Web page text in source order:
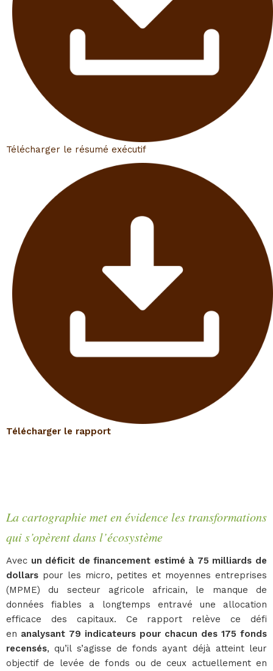
Télécharger le résumé exécutif
Télécharger le rapport
La cartographie met en évidence les transformations
qui s’opèrent dans l’écosystème
Avec un déficit de financement estimé à 75 milliards de
dollars pour les micro, petites et moyennes entreprises
(MPME) du secteur agricole africain, le manque de
données fiables a longtemps entravé une allocation
efficace des capitaux. Ce rapport relève ce défi
en analysant 79 indicateurs pour chacun des 175 fonds
recensés, qu’il s’agisse de fonds ayant déjà atteint leur
objectif de levée de fonds ou de ceux actuellement en